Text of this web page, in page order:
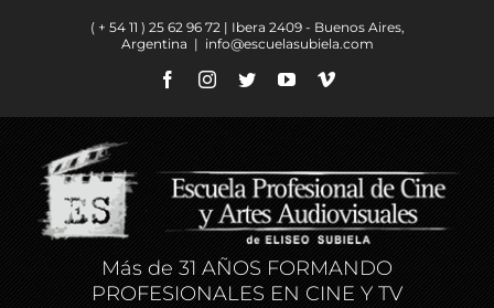
( + 54 11 ) ​25 62 96 72 | Ibera 2409 - Buenos Aires,
Argentina | info@escuelasubiela.com
FacebookInstagram
TwitterYouTubeVimeo
Más de 31 AÑOS FORMANDO
PROFESIONALES EN CINE Y TV